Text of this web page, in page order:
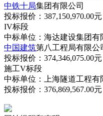
中铁十局集团有限公司
投标报价：387,150,970.00元
IV标段
中标单位：海达建设集团有
中国建筑第八工程局有限公
投标报价：374,346,075.00元
施工V标段
中标单位：上海隧道工程有
投标报价：376,869,567.00元